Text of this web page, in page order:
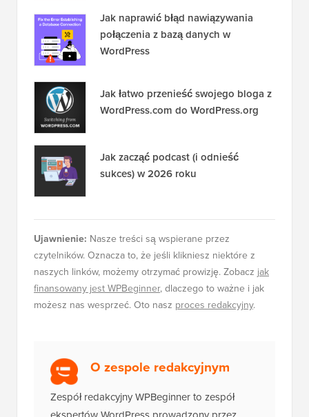
Jak naprawić błąd nawiązywania
połączenia z bazą danych w
WordPress
Jak łatwo przenieść swojego bloga z
WordPress.com do WordPress.org
Jak zacząć podcast (i odnieść
sukces) w 2026 roku
Ujawnienie: Nasze treści są wspierane przez
czytelników. Oznacza to, że jeśli klikniesz niektóre z
naszych linków, możemy otrzymać prowizję. Zobacz jak
finansowany jest WPBeginner, dlaczego to ważne i jak
możesz nas wesprzeć. Oto nasz proces redakcyjny.
O zespole redakcyjnym
Zespół redakcyjny WPBeginner to zespół